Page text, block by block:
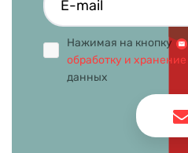
Нажимая на кнопку
обработку и хранение
данных